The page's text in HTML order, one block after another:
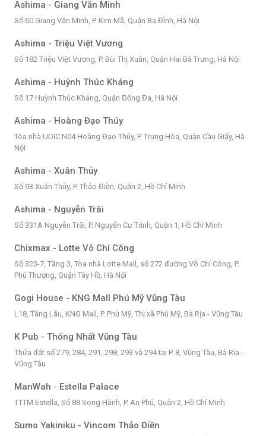
Ashima - Giang Văn Minh
Số 60 Giang Văn Minh, P. Kim Mã, Quận Ba Đình, Hà Nội
Ashima - Triệu Việt Vương
Số 182 Triệu Việt Vương, P. Bùi Thị Xuân, Quận Hai Bà Trưng, Hà Nội
Ashima - Huỳnh Thúc Kháng
Số 17 Huỳnh Thúc Kháng, Quận Đống Đa, Hà Nội
Ashima - Hoàng Đạo Thúy
Tòa nhà UDIC N04 Hoàng Đạo Thúy, P. Trung Hòa, Quận Cầu Giấy, Hà
Nội
Ashima - Xuân Thủy
Số 93 Xuân Thủy, P. Thảo Điền, Quận 2, Hồ Chí Minh
Ashima - Nguyễn Trãi
Số 331A Nguyễn Trãi, P. Nguyễn Cư Trinh, Quận 1, Hồ Chí Minh
Chixmax - Lotte Võ Chí Công
Số 323-7, Tầng 3, Tòa nhà Lotte Mall, số 272 đường Võ Chí Công, P.
Phú Thượng, Quận Tây Hồ, Hà Nội
Gogi House - KNG Mall Phú Mỹ Vũng Tàu
L18, Tầng Lầu, KNG Mall, P. Phú Mỹ, Thị xã Phú Mỹ, Bà Rịa - Vũng Tàu
K Pub - Thống Nhất Vũng Tàu
Thửa đất số 279, 284, 291, 298, 293 và 294 tại P. 8, Vũng Tàu, Bà Rịa -
Vũng Tàu
ManWah - Estella Palace
TTTM Estella, Số 88 Song Hành, P. An Phú, Quận 2, Hồ Chí Minh
Sumo Yakiniku - Vincom Thảo Điền